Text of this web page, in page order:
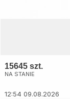
15645 szt.
NA STANIE
12:54 09.08.2026